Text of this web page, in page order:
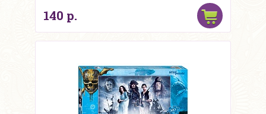
140 р.